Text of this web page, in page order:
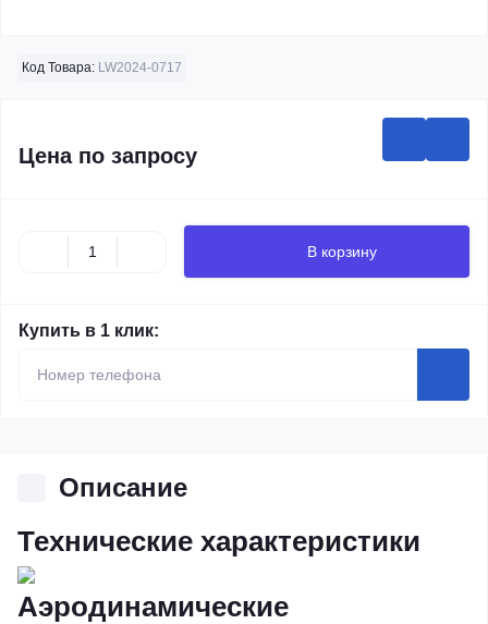
Код Товара: LW2024-0717
Цена по запросу
В корзину
Купить в 1 клик:
Описание
Технические характеристики
Аэродинамические